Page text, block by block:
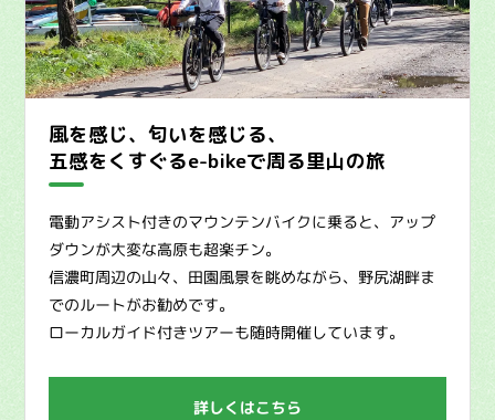
風を感じ、匂いを感じる、
五感をくすぐるe-bikeで周る里山の旅
電動アシスト付きのマウンテンバイクに乗ると、アップ
ダウンが大変な高原も超楽チン。
信濃町周辺の山々、田園風景を眺めながら、野尻湖畔ま
でのルートがお勧めです。
ローカルガイド付きツアーも随時開催しています。
詳しくはこちら